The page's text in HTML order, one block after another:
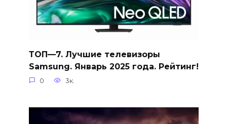
ТОП—7. Лучшие телевизоры
Samsung. Январь 2025 года. Рейтинг!
0 3к.